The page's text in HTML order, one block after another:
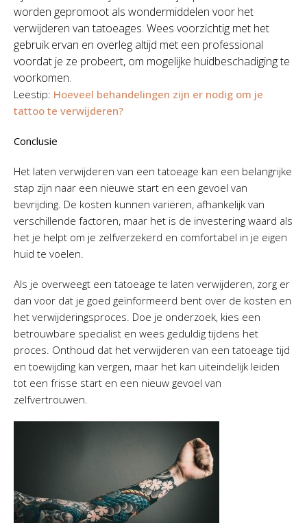
worden gepromoot als wondermiddelen voor het
verwijderen van tatoeages. Wees voorzichtig met het
gebruik ervan en overleg altijd met een professional
voordat je ze probeert, om mogelijke huidbeschadiging te
voorkomen.
Leestip: Hoeveel behandelingen zijn er nodig om je
tattoo te verwijderen?
Conclusie
Het laten verwijderen van een tatoeage kan een belangrijke
stap zijn naar een nieuwe start en een gevoel van
bevrijding. De kosten kunnen variëren, afhankelijk van
verschillende factoren, maar het is de investering waard als
het je helpt om je zelfverzekerd en comfortabel in je eigen
huid te voelen.
Als je overweegt een tatoeage te laten verwijderen, zorg er
dan voor dat je goed geïnformeerd bent over de kosten en
het verwijderingsproces. Doe je onderzoek, kies een
betrouwbare specialist en wees geduldig tijdens het
proces. Onthoud dat het verwijderen van een tatoeage tijd
en toewijding kan vergen, maar het kan uiteindelijk leiden
tot een frisse start en een nieuw gevoel van
zelfvertrouwen.